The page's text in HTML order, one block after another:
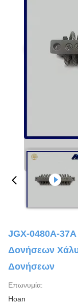
JGX-0480A-
Δονήσεων
Δονήσεων
Επωνυμία:
Hoan